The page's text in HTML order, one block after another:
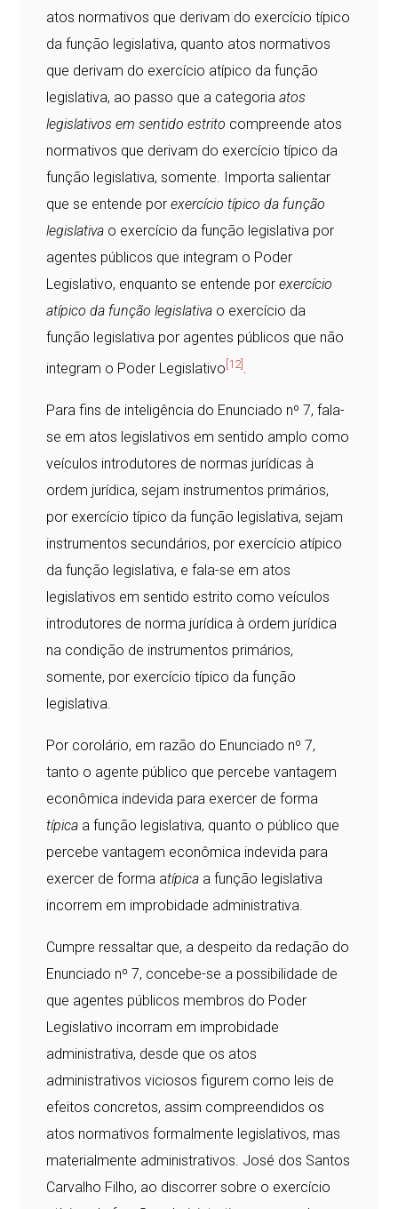
atos normativos que derivam do exercício típico
da função legislativa, quanto atos normativos
que derivam do exercício atípico da função
legislativa, ao passo que a categoriaatos
legislativos em sentido estrito compreende atos
normativos que derivam do exercício típico da
função legislativa, somente. Importa salientar
que se entende por exercício típico da função
legislativa o exercício da função legislativa por
agentes públicos que integram o Poder
Legislativo, enquanto se entende porexercício
atípico da função legislativa o exercício da
função legislativa por agentes públicos que não
integram o Poder Legislativo [12] .
Para fins de inteligência do Enunciado nº 7, fala-
se em atos legislativos em sentido amplo como
veículos introdutores de normas jurídicas à
ordem jurídica, sejam instrumentos primários,
por exercício típico da função legislativa, sejam
instrumentos secundários, por exercício atípico
da função legislativa, e fala-se em atos
legislativos em sentido estrito como veículos
introdutores de norma jurídica à ordem jurídica
na condição de instrumentos primários,
somente, por exercício típico da função
legislativa.
Por corolário, em razão do Enunciado nº 7,
tanto o agente público que percebe vantagem
econômica indevida para exercer de forma
típica a função legislativa, quanto o público que
percebe vantagem econômica indevida para
exercer de forma atípica a função legislativa
incorrem em improbidade administrativa.
Cumpre ressaltar que, a despeito da redação do
Enunciado nº 7, concebe-se a possibilidade de
que agentes públicos membros do Poder
Legislativo incorram em improbidade
administrativa, desde que os atos
administrativos viciosos figurem como leis de
efeitos concretos, assim compreendidos os
atos normativos formalmente legislativos, mas
materialmente administrativos. José dos Santos
Carvalho Filho, ao discorrer sobre o exercício